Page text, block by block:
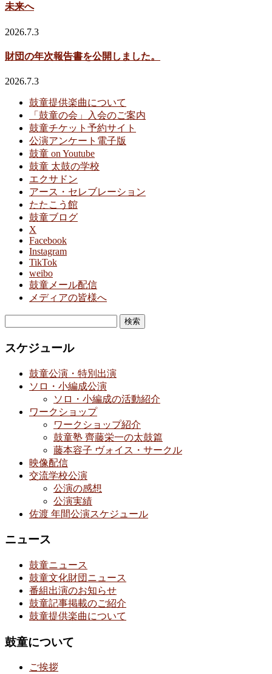
未来へ
2026.7.3
財団の年次報告書を公開しました。
2026.7.3
鼓童提供楽曲について
「鼓童の会」入会のご案内
鼓童チケット予約サイト
公演アンケート電子版
鼓童 on Youtube
鼓童 太鼓の学校
エクサドン
アース・セレブレーション
たたこう館
鼓童ブログ
X
Facebook
Instagram
TikTok
weibo
鼓童メール配信
メディアの皆様へ
スケジュール
鼓童公演・特別出演
ソロ・小編成公演
ソロ・小編成の活動紹介
ワークショップ
ワークショップ紹介
鼓童塾 齊藤栄一の太鼓篇
藤本容子 ヴォイス・サークル
映像配信
交流学校公演
公演の感想
公演実績
佐渡 年間公演スケジュール
ニュース
鼓童ニュース
鼓童文化財団ニュース
番組出演のお知らせ
鼓童記事掲載のご紹介
鼓童提供楽曲について
鼓童について
ご挨拶